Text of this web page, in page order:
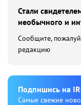
Стали
необычного и
Сообщите,
редакцию
Подпишиcь на
Cамые свежие